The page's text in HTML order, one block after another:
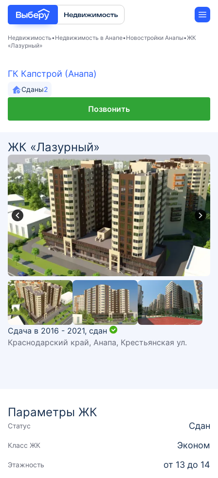
Застройщики
Недвижимость Недвижимость в Анапе Новостройки Анапы ЖК
«Лазурный»
ГК Капстрой (Анапа)
Сданы2
Позвонить
ЖК «Лазурный»
Сдача в 2016 - 2021, сдан
Краснодарский край, Анапа, Крестьянская ул.
Параметры ЖК
Статус Сдан
Класс ЖК Эконом
Этажность от 13 до 14